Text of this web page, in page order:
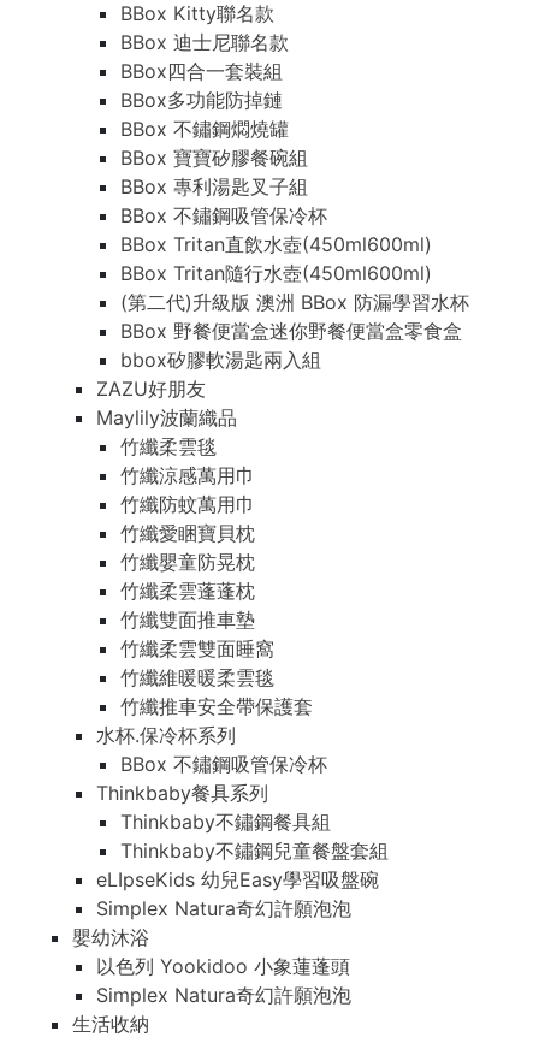
BBox Kitty聯名款
BBox 迪士尼聯名款
BBox四合一套裝組
BBox多功能防掉鏈
BBox 不鏽鋼燜燒罐
BBox 寶寶矽膠餐碗組
BBox 專利湯匙叉子組
BBox 不鏽鋼吸管保冷杯
BBox Tritan直飲水壺(450ml600ml)
BBox Tritan隨行水壺(450ml600ml)
(第二代)升級版 澳洲 BBox 防漏學習水杯
BBox 野餐便當盒迷你野餐便當盒零食盒
bbox矽膠軟湯匙兩入組
ZAZU好朋友
Maylily波蘭織品
竹纖柔雲毯
竹纖涼感萬用巾
竹纖防蚊萬用巾
竹纖愛睏寶貝枕
竹纖嬰童防晃枕
竹纖柔雲蓬蓬枕
竹纖雙面推車墊
竹纖柔雲雙面睡窩
竹纖維暖暖柔雲毯
竹纖推車安全帶保護套
水杯.保冷杯系列
BBox 不鏽鋼吸管保冷杯
Thinkbaby餐具系列
Thinkbaby不鏽鋼餐具組
Thinkbaby不鏽鋼兒童餐盤套組
eLIpseKids 幼兒Easy學習吸盤碗
Simplex Natura奇幻許願泡泡
嬰幼沐浴
以色列 Yookidoo 小象蓮蓬頭
Simplex Natura奇幻許願泡泡
生活收納